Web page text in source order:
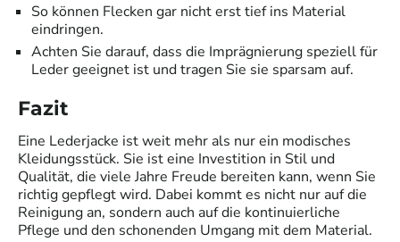
So können Flecken gar nicht erst tief ins Material
eindringen.
Achten Sie darauf, dass die Imprägnierung speziell für
Leder geeignet ist und tragen Sie sie sparsam auf.
Fazit
Eine Lederjacke ist weit mehr als nur ein modisches
Kleidungsstück. Sie ist eine Investition in Stil und
Qualität, die viele Jahre Freude bereiten kann, wenn Sie
richtig gepflegt wird. Dabei kommt es nicht nur auf die
Reinigung an, sondern auch auf die kontinuierliche
Pflege und den schonenden Umgang mit dem Material.